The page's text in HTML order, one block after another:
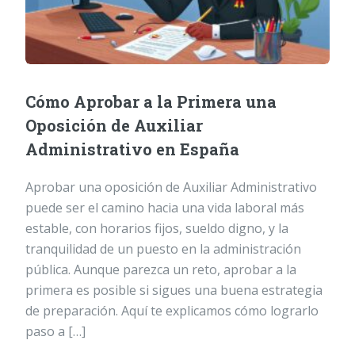
Cómo Aprobar a la Primera una
Oposición de Auxiliar
Administrativo en España
Aprobar una oposición de Auxiliar Administrativo
puede ser el camino hacia una vida laboral más
estable, con horarios fijos, sueldo digno, y la
tranquilidad de un puesto en la administración
pública. Aunque parezca un reto, aprobar a la
primera es posible si sigues una buena estrategia
de preparación. Aquí te explicamos cómo lograrlo
paso a […]